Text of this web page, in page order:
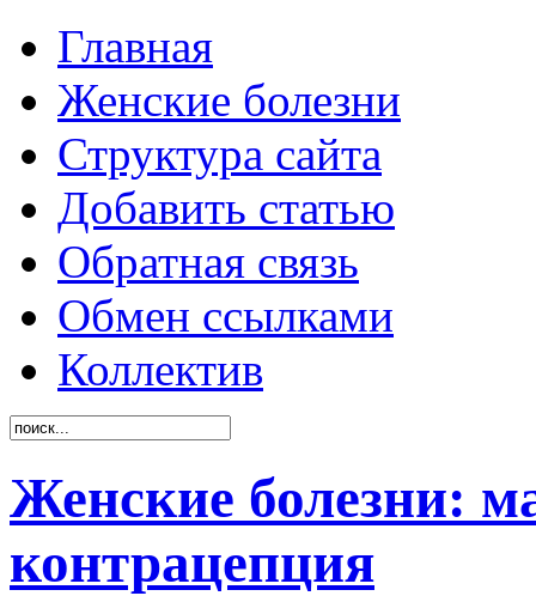
Главная
Женские болезни
Структура сайта
Добавить статью
Обратная связь
Обмен ссылками
Коллектив
Женские болезни:
контрацепция